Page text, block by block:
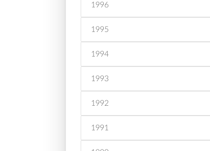
1996
1995
1994
1993
1992
1991